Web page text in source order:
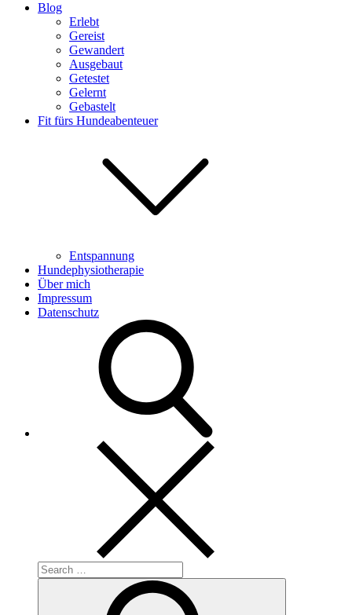
Blog
Erlebt
Gereist
Gewandert
Ausgebaut
Getestet
Gelernt
Gebastelt
Fit fürs Hundeabenteuer
Entspannung
Hundephysiotherapie
Über mich
Impressum
Datenschutz
Search
for: